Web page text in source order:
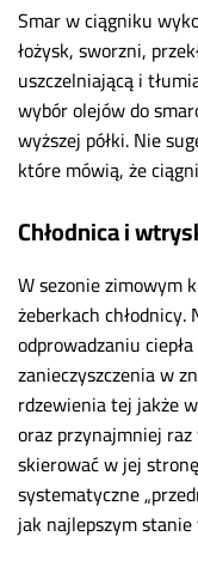
Smar w ciągniku
łożysk, sworzni,
uszczelniającą i
wybór olejów do
wyższej półki. Nie
które mówią, że
Chłodnica i
W sezonie zimowym
żeberkach
odprowadzaniu
zanieczyszczenia w
rdzewienia tej jakże
oraz przynajmniej
skierować w jej
systematyczne
jak najlepszym